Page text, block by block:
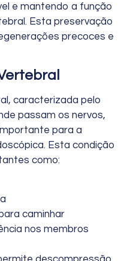
e mantendo a função
Esta preservação
precoces e
caracterizada pelo
passam os nervos,
para a
Esta condição
como:
caminhar
nos membros